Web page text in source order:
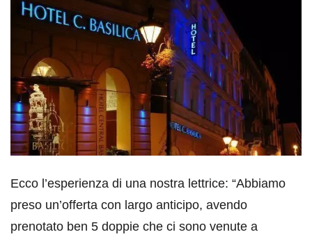
Ecco l’esperienza di una nostra lettrice: “Abbiamo
preso un’offerta con largo anticipo, avendo
prenotato ben 5 doppie che ci sono venute a